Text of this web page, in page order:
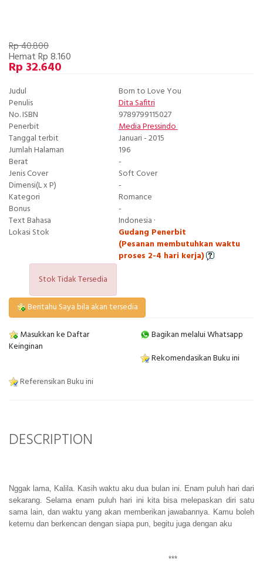
Rp 40.800
Hemat Rp 8.160
Rp 32.640
Judul
Born to Love You
Penulis
Dita Safitri
No. ISBN
9789799115027
Penerbit
Media Pressindo
Tanggal terbit
Januari - 2015
Jumlah Halaman
196
Berat
-
Jenis Cover
Soft Cover
Dimensi(L x P)
-
Kategori
Romance
Bonus
-
Text Bahasa
Indonesia ·
Lokasi Stok
Gudang Penerbit
(Pesanan membutuhkan waktu
proses 2-4 hari kerja)
Stok Tidak Tersedia
Beritahu Saya bila akan tersedia
Masukkan ke Daftar
Keinginan
Bagikan melalui Whatsapp
Rekomendasikan Buku ini
Referensikan Buku ini
DESCRIPTION
Nggak lama, Kalila. Kasih waktu aku dua bulan ini. Enam puluh hari dari
sekarang. Selama enam puluh hari ini kita bisa melepaskan diri satu
sama lain, dan waktu yang akan memberikan jawabannya. Kamu boleh
ketemu dan berkencan dengan siapa pun, begitu juga dengan aku
***